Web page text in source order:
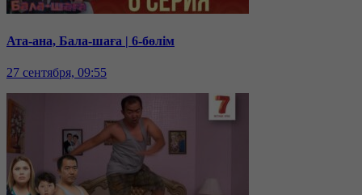
Ата-ана, Бала-шаға | 6-бөлім
27 сентября, 09:55